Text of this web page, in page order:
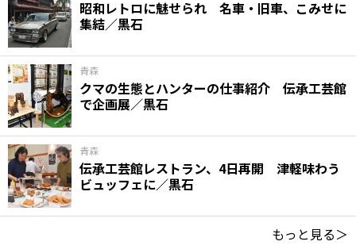
昭和レトロに魅せられ 名車・旧車、こみせに
集結／黒石
青森
クマの生態とハンターの仕事紹介 伝承工芸館
で企画展／黒石
青森
伝承工芸館レストラン、4日再開 津軽味わう
ビュッフェに／黒石
もっと見る＞